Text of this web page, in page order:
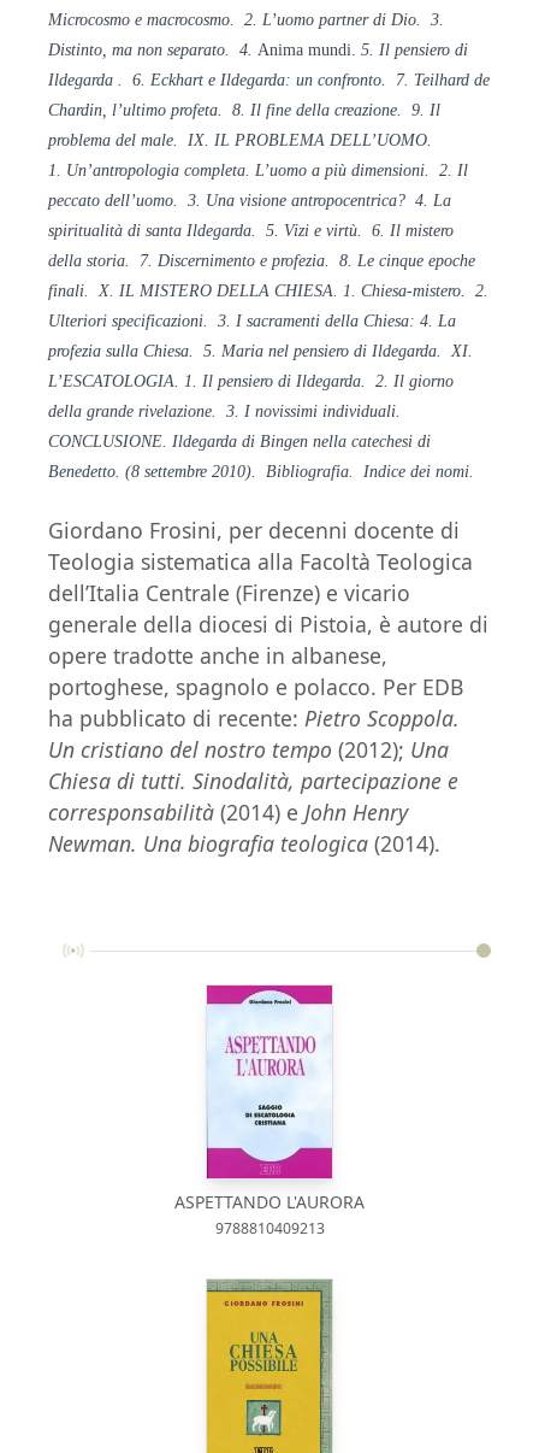
Microcosmo e macrocosmo. 2. L’uomo partner di Dio. 3.
Distinto, ma non separato. 4. Anima mundi. 5. Il pensiero di
Ildegarda . 6. Eckhart e Ildegarda: un confronto. 7. Teilhard de
Chardin, l’ultimo profeta. 8. Il fine della creazione. 9. Il
problema del male. IX. IL PROBLEMA DELL’UOMO.
1. Un’antropologia completa. L’uomo a più dimensioni. 2. Il
peccato dell’uomo. 3. Una visione antropocentrica? 4. La
spiritualità di santa Ildegarda. 5. Vizi e virtù. 6. Il mistero
della storia. 7. Discernimento e profezia. 8. Le cinque epoche
finali. X. IL MISTERO DELLA CHIESA. 1. Chiesa-mistero. 2.
Ulteriori specificazioni. 3. I sacramenti della Chiesa: 4. La
profezia sulla Chiesa. 5. Maria nel pensiero di Ildegarda. XI.
L’ESCATOLOGIA. 1. Il pensiero di Ildegarda. 2. Il giorno
della grande rivelazione. 3. I novissimi individuali.
CONCLUSIONE. Ildegarda di Bingen nella catechesi di
Benedetto. (8 settembre 2010). Bibliografia. Indice dei nomi.
Giordano Frosini, per decenni docente di
Teologia sistematica alla Facoltà Teologica
dell’Italia Centrale (Firenze) e vicario
generale della diocesi di Pistoia, è autore di
opere tradotte anche in albanese,
portoghese, spagnolo e polacco. Per EDB
ha pubblicato di recente: Pietro Scoppola.
Un cristiano del nostro tempo (2012); Una
Chiesa di tutti. Sinodalità, partecipazione e
corresponsabilità (2014) e John Henry
Newman. Una biografia teologica (2014).
ASPETTANDO L'AURORA
9788810409213